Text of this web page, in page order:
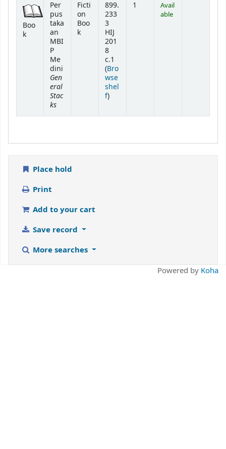
Boo
k
Per
pus
taka
an
MBI
P
Me
dini
Gen
eral
Stac
ks
Ficti
on
Boo
k
899.
233
3
HIJ
201
8
c.1
(Bro
wse
shel
f(Opens below)
)
1
Avail
able
Place hold
Print
Add to your cart
Save record
More searches
Powered by Koha